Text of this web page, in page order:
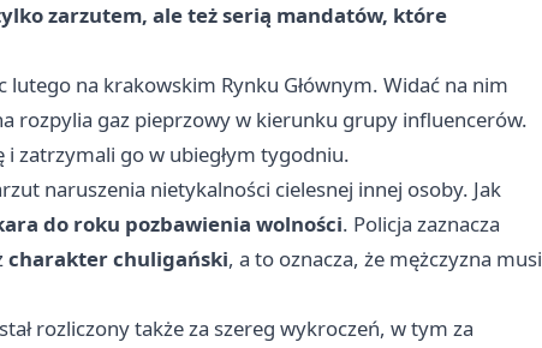
zarzutem, ale też serią mandatów, które
lutego na krakowskim Rynku Głównym. Widać na nim
rozpylia gaz pieprzowy w kierunku grupy influencerów.
i zatrzymali go w ubiegłym tygodniu.
naruszenia nietykalności cielesnej innej osoby. Jak
do roku pozbawienia wolności. Policja zaznacza
charakter chuligański, a to oznacza, że mężczyzna musi
rozliczony także za szereg wykroczeń, w tym za